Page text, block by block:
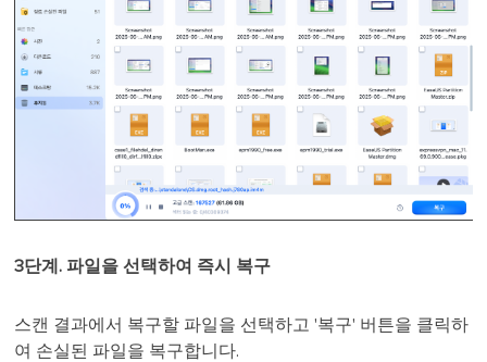
3단계. 파일을 선택하여 즉시 복구
스캔 결과에서 복구할 파일을 선택하고 '복구' 버튼을 클릭하
여 손실된 파일을 복구합니다.